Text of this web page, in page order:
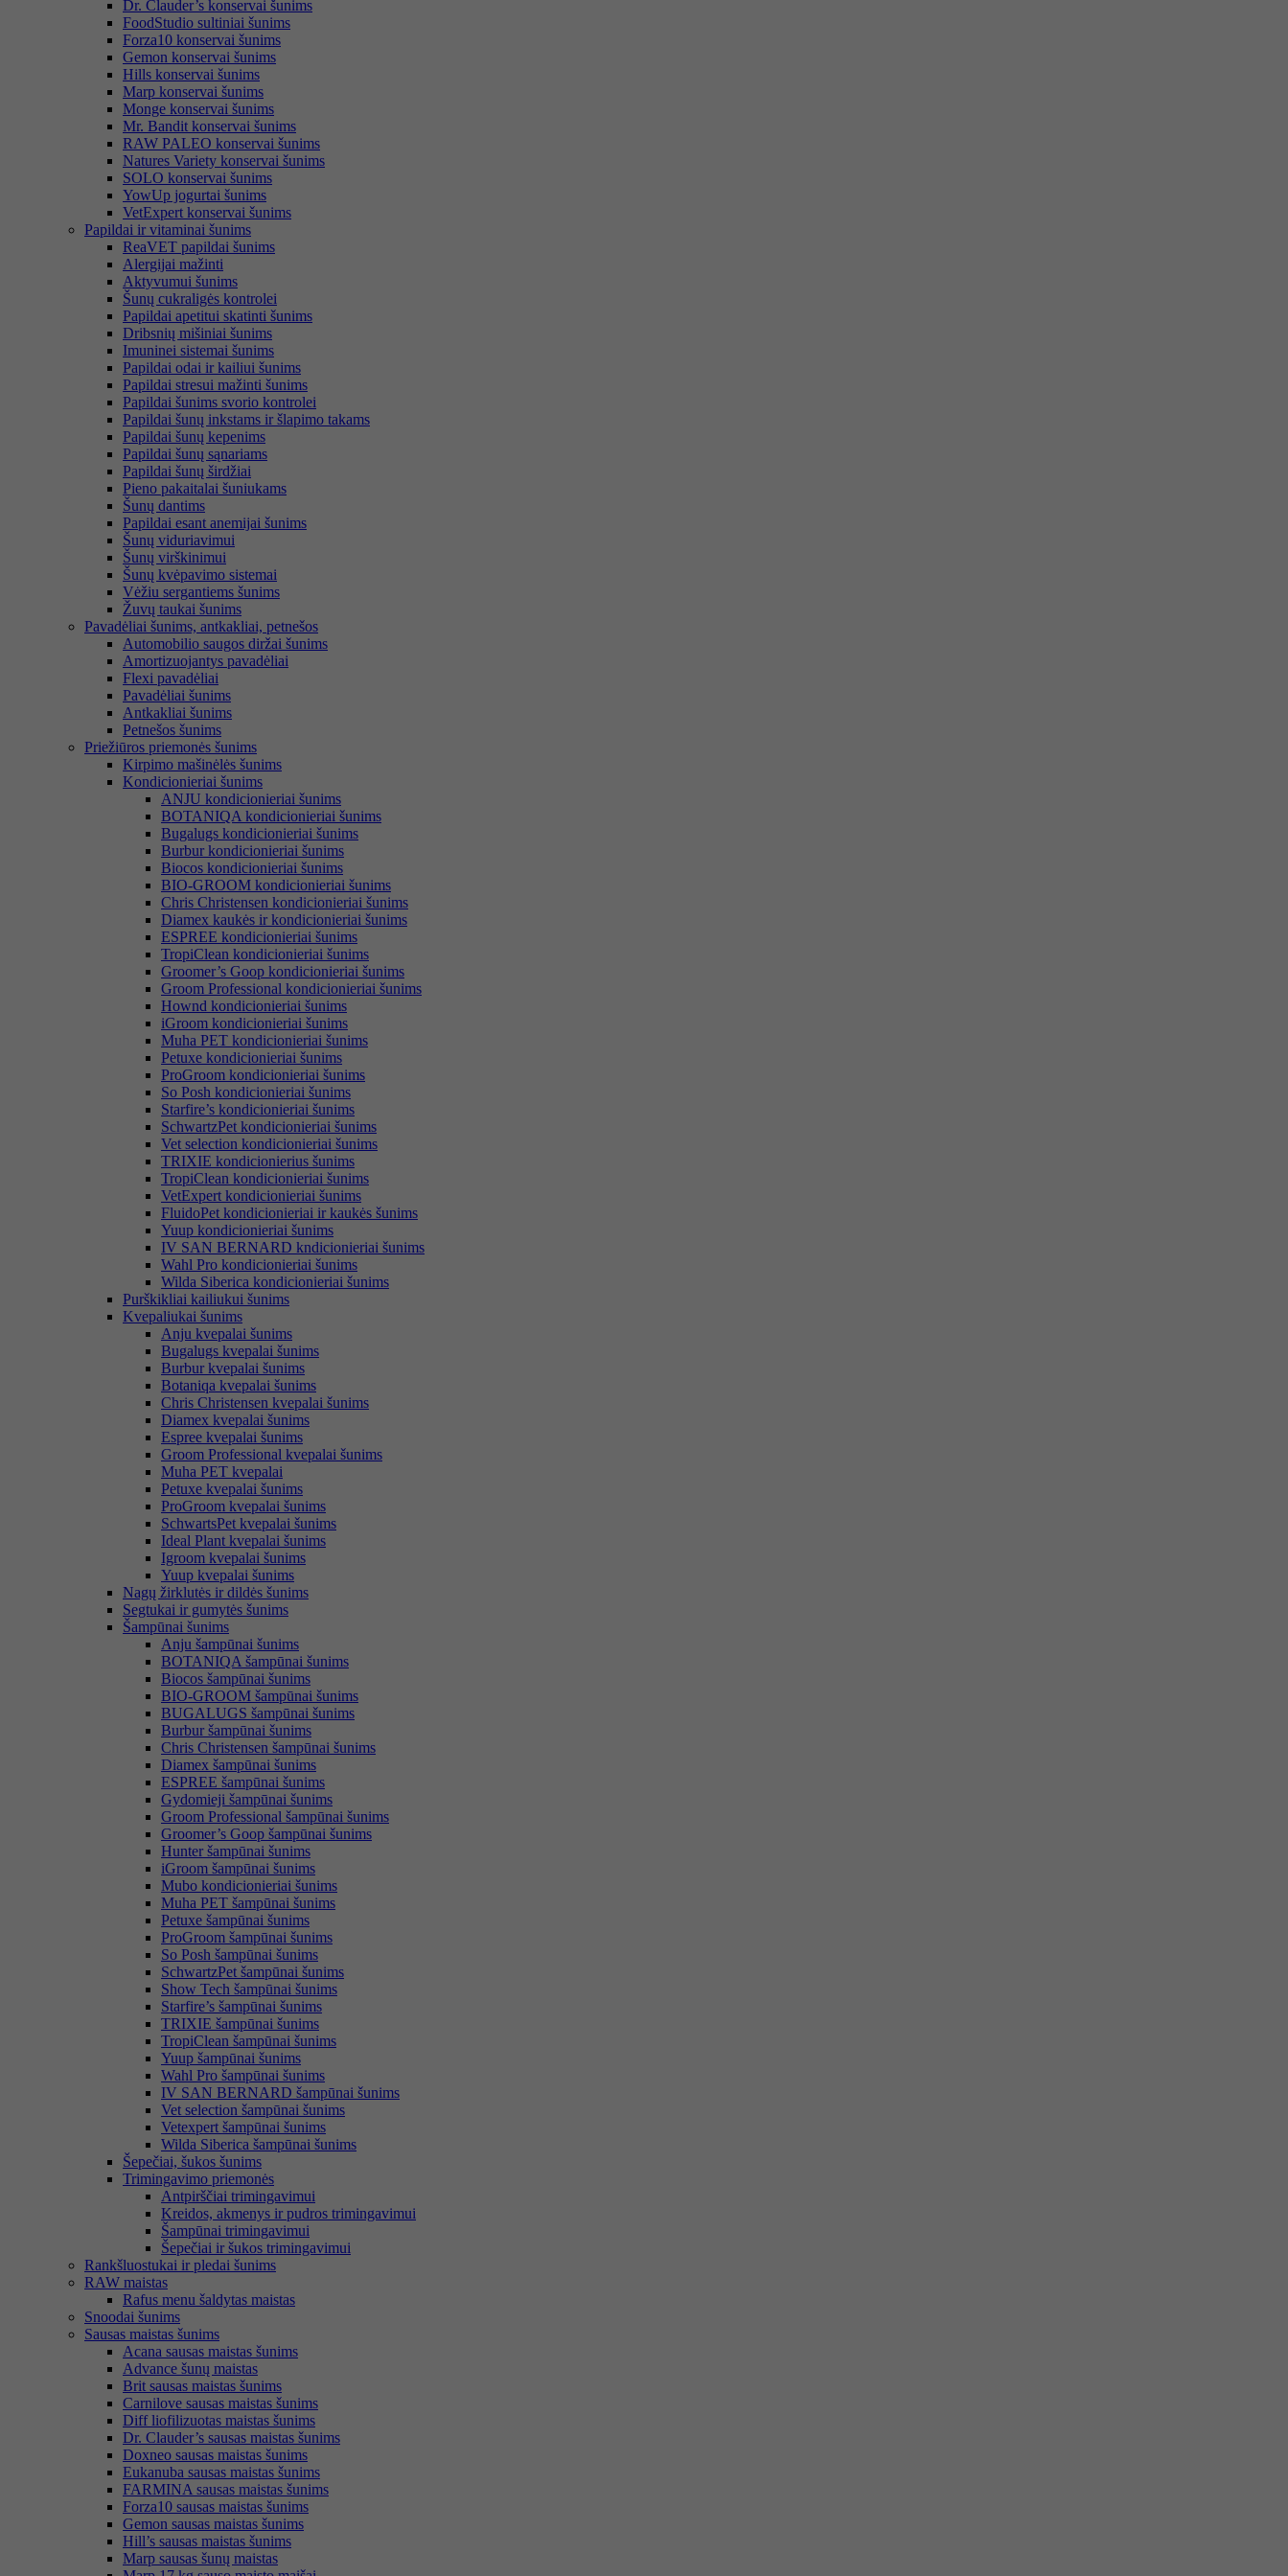
Dr. Clauder’s konservai šunims
FoodStudio sultiniai šunims
Forza10 konservai šunims
Gemon konservai šunims
Hills konservai šunims
Marp konservai šunims
Monge konservai šunims
Mr. Bandit konservai šunims
RAW PALEO konservai šunims
Natures Variety konservai šunims
SOLO konservai šunims
YowUp jogurtai šunims
VetExpert konservai šunims
Papildai ir vitaminai šunims
ReaVET papildai šunims
Alergijai mažinti
Aktyvumui šunims
Šunų cukraligės kontrolei
Papildai apetitui skatinti šunims
Dribsnių mišiniai šunims
Imuninei sistemai šunims
Papildai odai ir kailiui šunims
Papildai stresui mažinti šunims
Papildai šunims svorio kontrolei
Papildai šunų inkstams ir šlapimo takams
Papildai šunų kepenims
Papildai šunų sąnariams
Papildai šunų širdžiai
Pieno pakaitalai šuniukams
Šunų dantims
Papildai esant anemijai šunims
Šunų viduriavimui
Šunų virškinimui
Šunų kvėpavimo sistemai
Vėžiu sergantiems šunims
Žuvų taukai šunims
Pavadėliai šunims, antkakliai, petnešos
Automobilio saugos diržai šunims
Amortizuojantys pavadėliai
Flexi pavadėliai
Pavadėliai šunims
Antkakliai šunims
Petnešos šunims
Priežiūros priemonės šunims
Kirpimo mašinėlės šunims
Kondicionieriai šunims
ANJU kondicionieriai šunims
BOTANIQA kondicionieriai šunims
Bugalugs kondicionieriai šunims
Burbur kondicionieriai šunims
Biocos kondicionieriai šunims
BIO-GROOM kondicionieriai šunims
Chris Christensen kondicionieriai šunims
Diamex kaukės ir kondicionieriai šunims
ESPREE kondicionieriai šunims
TropiClean kondicionieriai šunims
Groomer’s Goop kondicionieriai šunims
Groom Professional kondicionieriai šunims
Hownd kondicionieriai šunims
iGroom kondicionieriai šunims
Muha PET kondicionieriai šunims
Petuxe kondicionieriai šunims
ProGroom kondicionieriai šunims
So Posh kondicionieriai šunims
Starfire’s kondicionieriai šunims
SchwartzPet kondicionieriai šunims
Vet selection kondicionieriai šunims
TRIXIE kondicionierius šunims
TropiClean kondicionieriai šunims
VetExpert kondicionieriai šunims
FluidoPet kondicionieriai ir kaukės šunims
Yuup kondicionieriai šunims
IV SAN BERNARD kndicionieriai šunims
Wahl Pro kondicionieriai šunims
Wilda Siberica kondicionieriai šunims
Purškikliai kailiukui šunims
Kvepaliukai šunims
Anju kvepalai šunims
Bugalugs kvepalai šunims
Burbur kvepalai šunims
Botaniqa kvepalai šunims
Chris Christensen kvepalai šunims
Diamex kvepalai šunims
Espree kvepalai šunims
Groom Professional kvepalai šunims
Muha PET kvepalai
Petuxe kvepalai šunims
ProGroom kvepalai šunims
SchwartsPet kvepalai šunims
Ideal Plant kvepalai šunims
Igroom kvepalai šunims
Yuup kvepalai šunims
Nagų žirklutės ir dildės šunims
Segtukai ir gumytės šunims
Šampūnai šunims
Anju šampūnai šunims
BOTANIQA šampūnai šunims
Biocos šampūnai šunims
BIO-GROOM šampūnai šunims
BUGALUGS šampūnai šunims
Burbur šampūnai šunims
Chris Christensen šampūnai šunims
Diamex šampūnai šunims
ESPREE šampūnai šunims
Gydomieji šampūnai šunims
Groom Professional šampūnai šunims
Groomer’s Goop šampūnai šunims
Hunter šampūnai šunims
iGroom šampūnai šunims
Mubo kondicionieriai šunims
Muha PET šampūnai šunims
Petuxe šampūnai šunims
ProGroom šampūnai šunims
So Posh šampūnai šunims
SchwartzPet šampūnai šunims
Show Tech šampūnai šunims
Starfire’s šampūnai šunims
TRIXIE šampūnai šunims
TropiClean šampūnai šunims
Yuup šampūnai šunims
Wahl Pro šampūnai šunims
IV SAN BERNARD šampūnai šunims
Vet selection šampūnai šunims
Vetexpert šampūnai šunims
Wilda Siberica šampūnai šunims
Šepečiai, šukos šunims
Trimingavimo priemonės
Antpirščiai trimingavimui
Kreidos, akmenys ir pudros trimingavimui
Šampūnai trimingavimui
Šepečiai ir šukos trimingavimui
Rankšluostukai ir pledai šunims
RAW maistas
Rafus menu šaldytas maistas
Snoodai šunims
Sausas maistas šunims
Acana sausas maistas šunims
Advance šunų maistas
Brit sausas maistas šunims
Carnilove sausas maistas šunims
Diff liofilizuotas maistas šunims
Dr. Clauder’s sausas maistas šunims
Doxneo sausas maistas šunims
Eukanuba sausas maistas šunims
FARMINA sausas maistas šunims
Forza10 sausas maistas šunims
Gemon sausas maistas šunims
Hill’s sausas maistas šunims
Marp sausas šunų maistas